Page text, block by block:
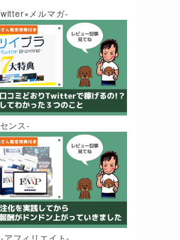
メルマガ-
ンス-